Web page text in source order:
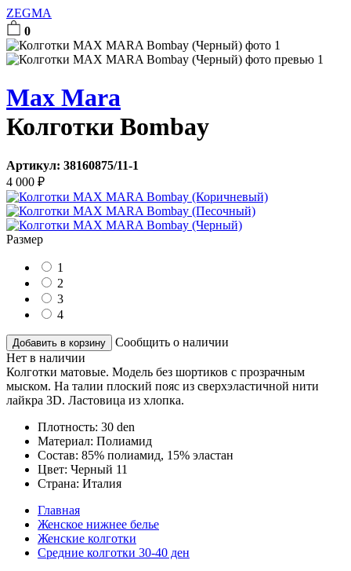
ZEGMA
0
Max Mara
Колготки Bombay
Артикул: 38160875/11-1
4 000 ₽
Размер
1
2
3
4
Добавить в корзину
Сообщить о наличии
Нет в наличии
Колготки матовые. Модель без шортиков с прозрачным
мыском. На талии плоский пояс из сверхэластичной нити
лайкра 3D. Ластовица из хлопка.
Плотность: 30 den
Материал: Полиамид
Состав: 85% полиамид, 15% эластан
Цвет: Черный 11
Страна: Италия
Главная
Женское нижнее белье
Женские колготки
Средние колготки 30-40 ден